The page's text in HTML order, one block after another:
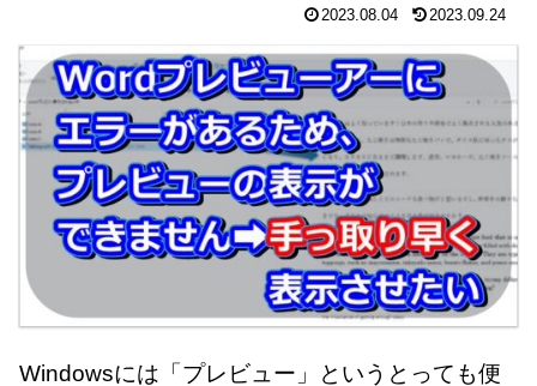
2023.08.04 2023.09.24
Windowsには「プレビュー」というとっても便